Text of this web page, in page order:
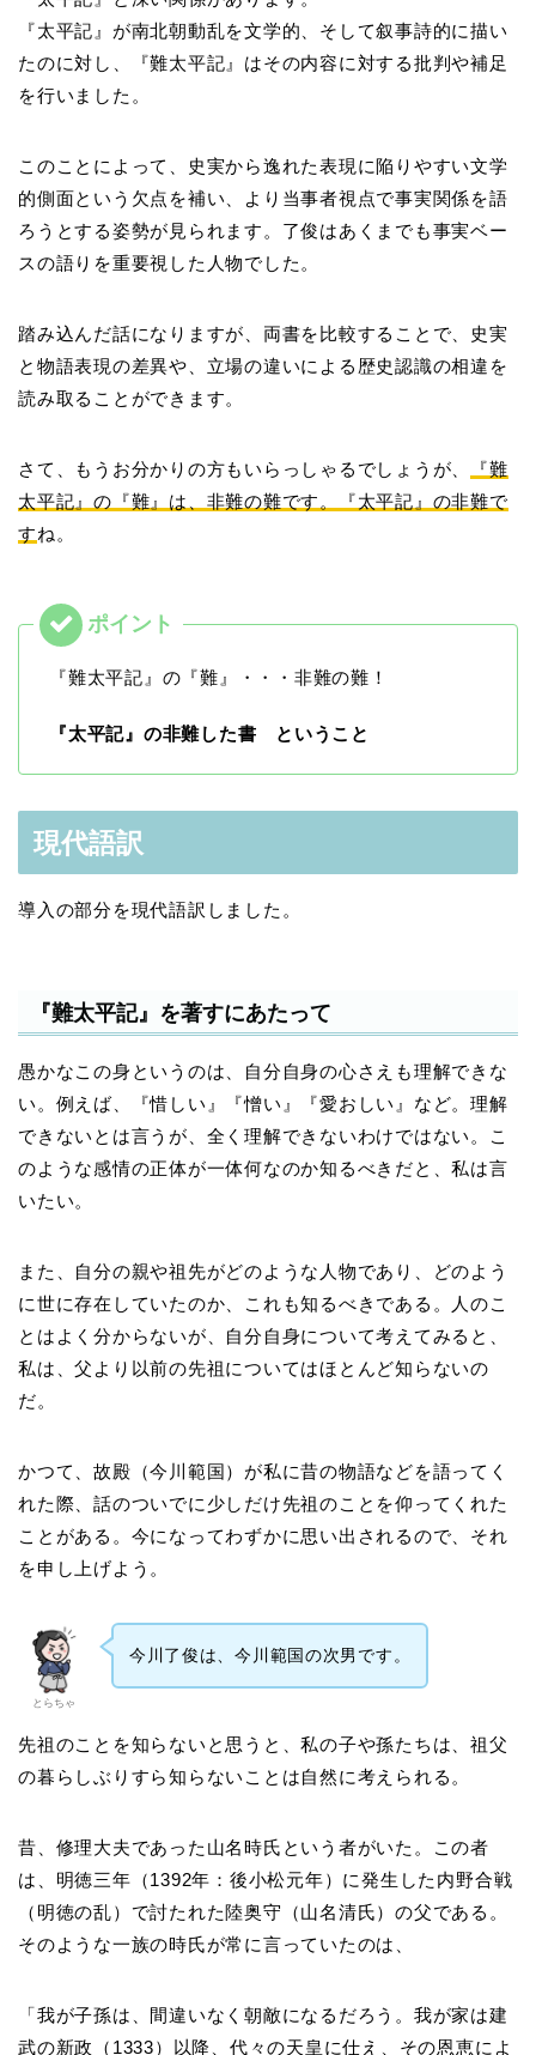
『太平記』が南北朝動乱を文学的、そして叙事詩的に描い
たのに対し、『難太平記』はその内容に対する批判や補足
を行いました。
このことによって、史実から逸れた表現に陥りやすい文学
的側面という欠点を補い、より当事者視点で事実関係を語
ろうとする姿勢が見られます。了俊はあくまでも事実ベー
スの語りを重要視した人物でした。
踏み込んだ話になりますが、両書を比較することで、史実
と物語表現の差異や、立場の違いによる歴史認識の相違を
読み取ることができます。
さて、もうお分かりの方もいらっしゃるでしょうが、
『難
太平記』の『難』は、非難の難です。『太平記』の非難で
すね。
『難太平記』の『難』・・・非難の難！
『太平記』の非難した書 ということ
現代語訳
導入の部分を現代語訳しました。
『難太平記』を著すにあたって
愚かなこの身というのは、自分自身の心さえも理解できな
い。例えば、『惜しい』『憎い』『愛おしい』など。理解
できないとは言うが、全く理解できないわけではない。こ
のような感情の正体が一体何なのか知るべきだと、私は言
いたい。
また、自分の親や祖先がどのような人物であり、どのよう
に世に存在していたのか、これも知るべきである。人のこ
とはよく分からないが、自分自身について考えてみると、
私は、父より以前の先祖についてはほとんど知らないの
だ。
かつて、故殿（今川範国）が私に昔の物語などを語ってく
れた際、話のついでに少しだけ先祖のことを仰ってくれた
ことがある。今になってわずかに思い出されるので、それ
を申し上げよう。
とらちゃ
今川了俊は、今川範国の次男です。
先祖のことを知らないと思うと、私の子や孫たちは、祖父
の暮らしぶりすら知らないことは自然に考えられる。
昔、修理大夫であった山名時氏という者がいた。この者
は、明徳三年（1392年：後小松元年）に発生した内野合戦
（明徳の乱）で討たれた陸奥守（山名清氏）の父である。
そのような一族の時氏が常に言っていたのは、
「我が子孫は、間違いなく朝敵になるだろう。我が家は建
武の新政（1333）以降、代々の天皇に仕え、その恩恵によ